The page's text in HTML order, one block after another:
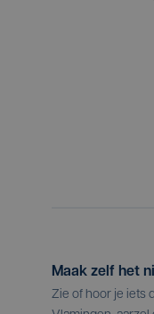
Maak zelf het
Zie of hoor je iets